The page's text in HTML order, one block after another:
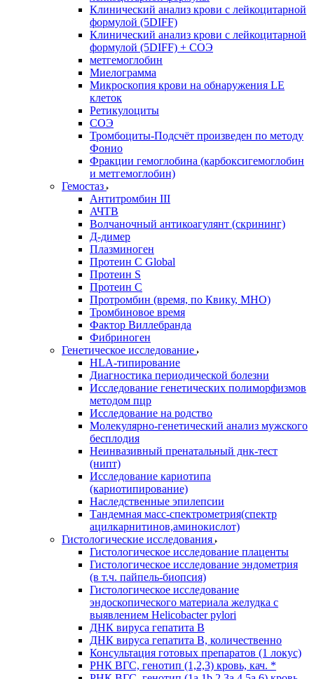
Клинический анализ крови с лейкоцитарной
формулой (5DIFF)
Клинический анализ крови с лейкоцитарной
формулой (5DIFF) + СОЭ
метгемоглобин
Миелограмма
Микроскопия крови на обнаружения LE
клеток
Ретикулоциты
СОЭ
Тромбоциты-Подсчёт произведен по методу
Фонио
Фракции гемоглобина (карбоксигемоглобин
и метгемоглобин)
Гемостаз
Антитромбин III
АЧТВ
Волчаночный антикоагулянт (скрининг)
Д-димер
Плазминоген
Протеин C Global
Протеин S
Протеин С
Протромбин (время, по Квику, МНО)
Тромбиновое время
Фактор Виллебранда
Фибриноген
Генетическое исследование
HLA-типирование
Диагностика периодической болезни
Исследование генетических полиморфизмов
методом пцр
Исследование на родство
Молекулярно-генетический анализ мужского
бесплодия
Неинвазивный пренатальный днк-тест
(нипт)
Исследование кариотипа
(кариотипирование)
Наследственные эпилепсии
Тандемная масс-спектрометрия(спектр
ацилкарнитинов,аминокислот)
Гистологические исследования
Гистологическое исследование плаценты
Гистологическое исследование эндометрия
(в т.ч. пайпель-биопсия)
Гистологическое исследование
эндоскопического материала желудка с
выявлением Helicobacter pylori
ДНК вируса гепатита B
ДНК вируса гепатита B, количественно
Консультация готовых препаратов (1 локус)
РНК ВГC, генотип (1,2,3) кровь, кач. *